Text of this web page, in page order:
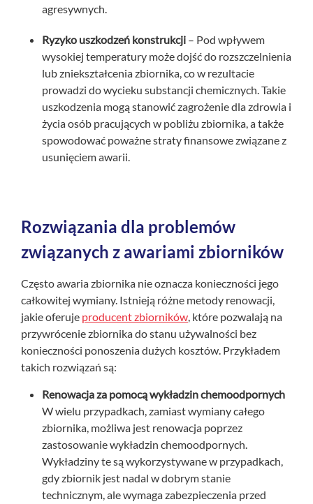
agresywnych.
Ryzyko uszkodzeń konstrukcji – Pod wpływem
wysokiej temperatury może dojść do rozszczelnienia
lub zniekształcenia zbiornika, co w rezultacie
prowadzi do wycieku substancji chemicznych. Takie
uszkodzenia mogą stanowić zagrożenie dla zdrowia i
życia osób pracujących w pobliżu zbiornika, a także
spowodować poważne straty finansowe związane z
usunięciem awarii.
Rozwiązania dla problemów
związanych z awariami zbiorników
Często awaria zbiornika nie oznacza konieczności jego
całkowitej wymiany. Istnieją różne metody renowacji,
jakie oferuje producent zbiorników, które pozwalają na
przywrócenie zbiornika do stanu używalności bez
konieczności ponoszenia dużych kosztów. Przykładem
takich rozwiązań są:
Renowacja za pomocą wykładzin chemoodpornych
W wielu przypadkach, zamiast wymiany całego
zbiornika, możliwa jest renowacja poprzez
zastosowanie wykładzin chemoodpornych.
Wykładziny te są wykorzystywane w przypadkach,
gdy zbiornik jest nadal w dobrym stanie
technicznym, ale wymaga zabezpieczenia przed